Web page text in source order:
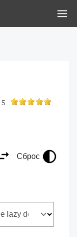
5
Сброс